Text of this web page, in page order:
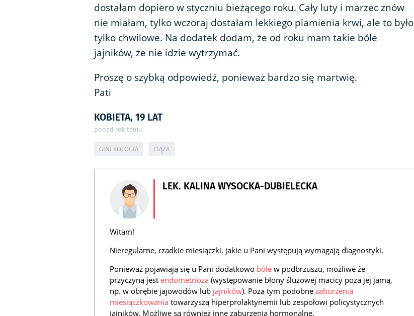
dostałam dopiero w styczniu bieżącego roku. Cały luty i marzec znów
nie miałam, tylko wczoraj dostałam lekkiego plamienia krwi, ale to było
tylko chwilowe. Na dodatek dodam, że od roku mam takie bóle
jajników, że nie idzie wytrzymać.
Proszę o szybką odpowiedź, ponieważ bardzo się martwię.
Pati
KOBIETA, 19 LAT
ponad rok temu
GINEKOLOGIA CIĄŻA
LEK. KALINA WYSOCKA-DUBIELECKA
Witam!
Nieregularne, rzadkie miesiączki, jakie u Pani występują wymagają diagnostyki.
Ponieważ pojawiają się u Pani dodatkowo bóle w podbrzuszu, możliwe że
przyczyną jest endometrioza (występowanie błony śluzowej macicy poza jej jamą,
np. w obrębie jajowodów lub jajników). Poza tym podobne zaburzenia
miesiączkowania towarzyszą hiperprolaktynemii lub zespołowi policystycznych
jajników. Możliwe są również inne zaburzenia hormonalne.